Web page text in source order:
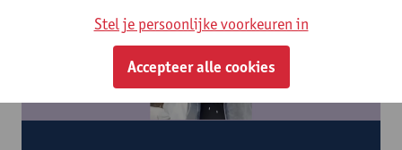
Stel je persoonlijke voorkeuren in
Accepteer alle cookies